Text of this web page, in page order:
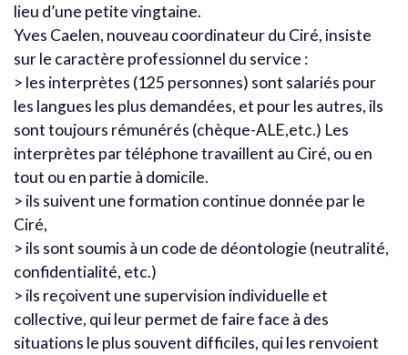
lieu d’une petite vingtaine.
Yves Caelen, nouveau coordinateur du Ciré, insiste
sur le caractère professionnel du service :
> les interprètes (125 personnes) sont salariés pour
les langues les plus demandées, et pour les autres, ils
sont toujours rémunérés (chèque-ALE,etc.) Les
interprètes par téléphone travaillent au Ciré, ou en
tout ou en partie à domicile.
> ils suivent une formation continue donnée par le
Ciré,
> ils sont soumis à un code de déontologie (neutralité,
confidentialité, etc.)
> ils reçoivent une supervision individuelle et
collective, qui leur permet de faire face à des
situations le plus souvent difficiles, qui les renvoient